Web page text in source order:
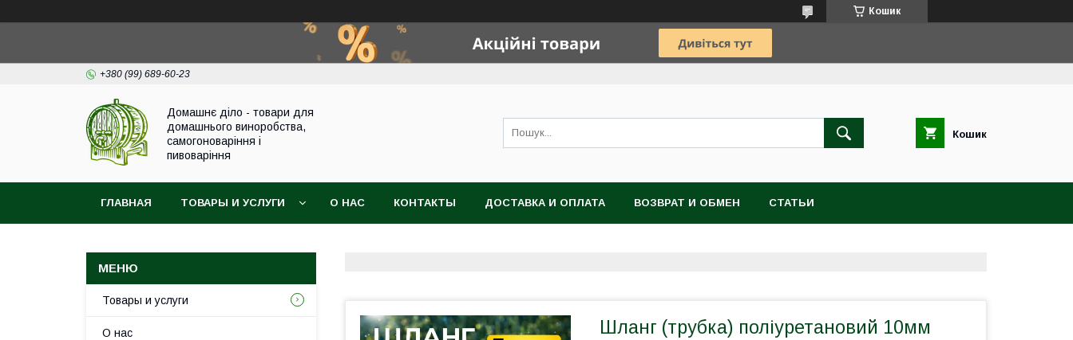
Кошик
+380 (99) 689-60-23
Домашнє діло - товари для
домашнього виноробства,
самогоноваріння і
пивоваріння
Кошик
ГЛАВНАЯ ТОВАРЫ И УСЛУГИ О НАС КОНТАКТЫ ДОСТАВКА И ОПЛАТА ВОЗВРАТ И ОБМЕН СТАТЬИ
Шланг (трубка) поліуретановий 10мм
Товары и услуги
О нас